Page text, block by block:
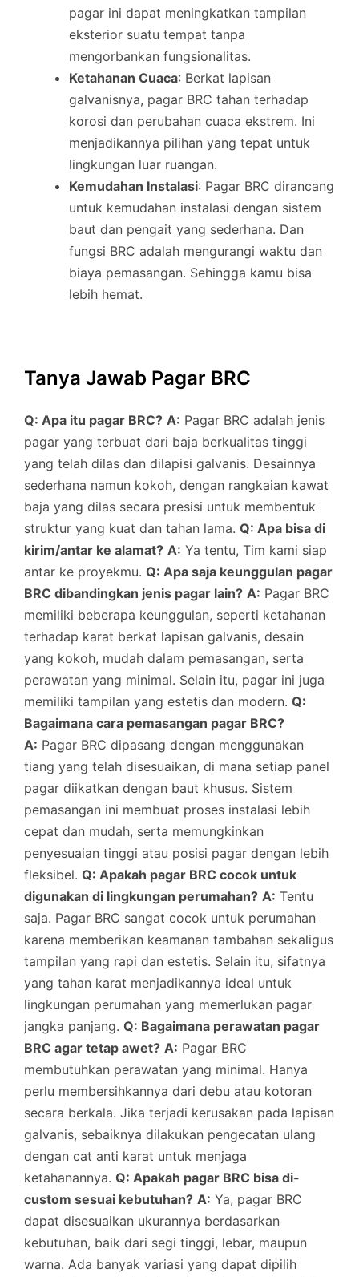
pagar ini dapat meningkatkan tampilan
eksterior suatu tempat tanpa
mengorbankan fungsionalitas.
Ketahanan Cuaca: Berkat lapisan
galvanisnya, pagar BRC tahan terhadap
korosi dan perubahan cuaca ekstrem. Ini
menjadikannya pilihan yang tepat untuk
lingkungan luar ruangan.
Kemudahan Instalasi: Pagar BRC dirancang
untuk kemudahan instalasi dengan sistem
baut dan pengait yang sederhana. Dan
fungsi BRC adalah mengurangi waktu dan
biaya pemasangan. Sehingga kamu bisa
lebih hemat.
Tanya Jawab Pagar BRC
Q: Apa itu pagar BRC? A: Pagar BRC adalah jenis
pagar yang terbuat dari baja berkualitas tinggi
yang telah dilas dan dilapisi galvanis. Desainnya
sederhana namun kokoh, dengan rangkaian kawat
baja yang dilas secara presisi untuk membentuk
struktur yang kuat dan tahan lama. Q: Apa bisa di
kirim/antar ke alamat? A: Ya tentu, Tim kami siap
antar ke proyekmu. Q: Apa saja keunggulan pagar
BRC dibandingkan jenis pagar lain? A: Pagar BRC
memiliki beberapa keunggulan, seperti ketahanan
terhadap karat berkat lapisan galvanis, desain
yang kokoh, mudah dalam pemasangan, serta
perawatan yang minimal. Selain itu, pagar ini juga
memiliki tampilan yang estetis dan modern. Q:
Bagaimana cara pemasangan pagar BRC?
A: Pagar BRC dipasang dengan menggunakan
tiang yang telah disesuaikan, di mana setiap panel
pagar diikatkan dengan baut khusus. Sistem
pemasangan ini membuat proses instalasi lebih
cepat dan mudah, serta memungkinkan
penyesuaian tinggi atau posisi pagar dengan lebih
fleksibel. Q: Apakah pagar BRC cocok untuk
digunakan di lingkungan perumahan? A: Tentu
saja. Pagar BRC sangat cocok untuk perumahan
karena memberikan keamanan tambahan sekaligus
tampilan yang rapi dan estetis. Selain itu, sifatnya
yang tahan karat menjadikannya ideal untuk
lingkungan perumahan yang memerlukan pagar
jangka panjang. Q: Bagaimana perawatan pagar
BRC agar tetap awet? A: Pagar BRC
membutuhkan perawatan yang minimal. Hanya
perlu membersihkannya dari debu atau kotoran
secara berkala. Jika terjadi kerusakan pada lapisan
galvanis, sebaiknya dilakukan pengecatan ulang
dengan cat anti karat untuk menjaga
ketahanannya. Q: Apakah pagar BRC bisa di-
custom sesuai kebutuhan? A: Ya, pagar BRC
dapat disesuaikan ukurannya berdasarkan
kebutuhan, baik dari segi tinggi, lebar, maupun
warna. Ada banyak variasi yang dapat dipilih